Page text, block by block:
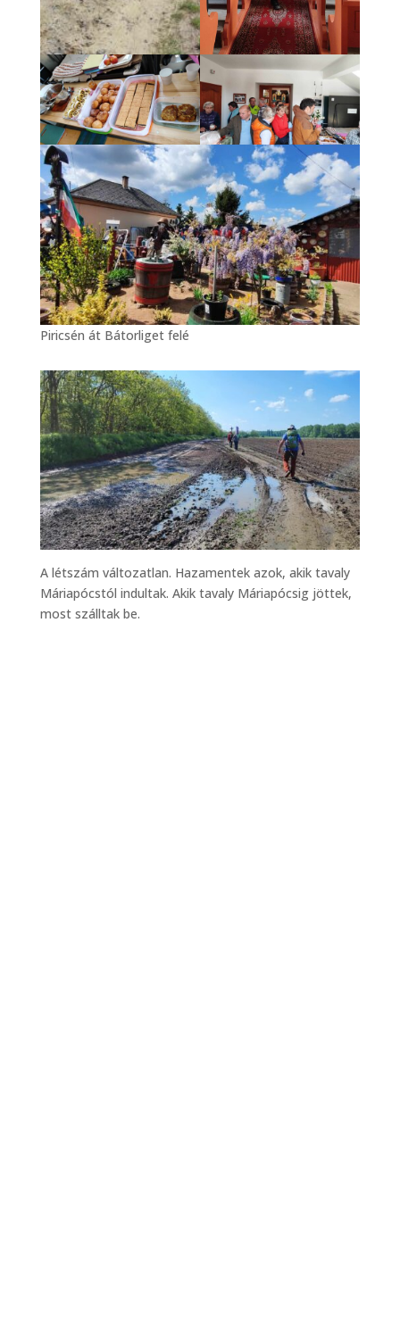
Piricsén át Bátorliget felé
A létszám változatlan. Hazamentek azok, akik tavaly
Máriapócstól indultak. Akik tavaly Máriapócsig jöttek,
most szálltak be.